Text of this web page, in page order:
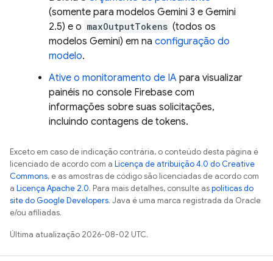
(somente para modelos Gemini 3 e Gemini
2.5) e o maxOutputTokens (todos os
modelos Gemini) em na configuração do
modelo.
Ative o monitoramento de IA para visualizar
painéis no console Firebase com
informações sobre suas solicitações,
incluindo contagens de tokens.
Exceto em caso de indicação contrária, o conteúdo desta página é
licenciado de acordo com a Licença de atribuição 4.0 do Creative
Commons, e as amostras de código são licenciadas de acordo com
a Licença Apache 2.0. Para mais detalhes, consulte aspolíticas do
site do Google Developers. Java é uma marca registrada da Oracle
e/ou afiliadas.
Última atualização 2026-08-02 UTC.